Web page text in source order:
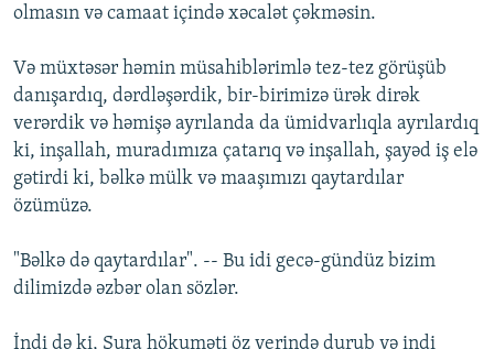
olmasın vә camaat içindә xәcalәt çәkmәsin.
Vә müxtәsәr hәmin müsahiblәrimlә tez-tez görüşüb
danışardıq, dәrdlәşәrdik, bir-birimizә ürәk dirәk
verәrdik vә hәmişә ayrılanda da ümidvarlıqla ayrılardıq
ki, inşallah, muradımıza çatarıq vә inşallah, şayәd iş elә
gәtirdi ki, bәlkә mülk vә maaşımızı qaytardılar
özümüzә.
"Bәlkә dә qaytardılar". -- Bu idi gecә-gündüz bizim
dilimizdә әzbәr olan sözlәr.
İndi dә ki, Şura hökumәti öz yerindә durub vә indi